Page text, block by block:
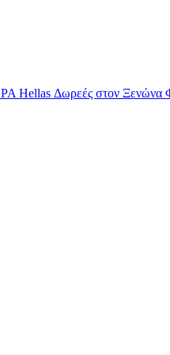
Hellas Δωρεές στον Ξενώνα